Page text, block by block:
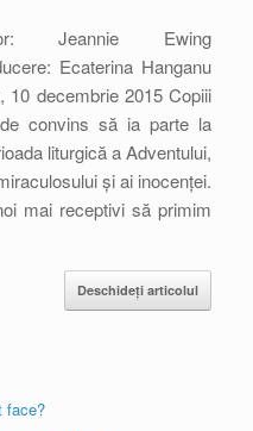
Jeannie Ewing
Ecaterina Hanganu
10 decembrie 2015 Copiii
convins să ia parte la
liturgică a Adventului,
și ai inocenței.
mai receptivi să primim
Deschideți articolul
face?